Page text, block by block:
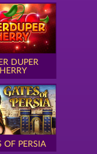
DUPER
OF PERSIA